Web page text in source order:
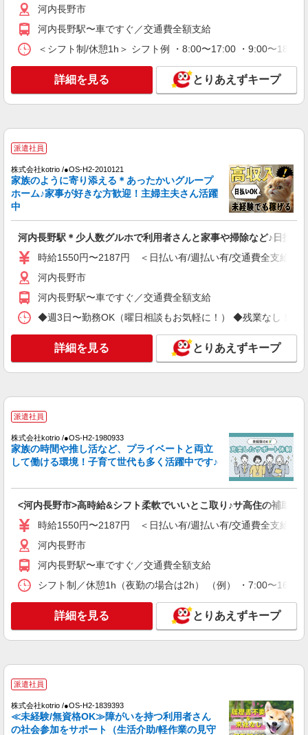
（株）ウィルオブ・ワークCW 天王寺支店/ms270401
高齢者向けマンションstaff
時給1700円 ◆前払い・日払い・週払いOK
大阪府河内長野市
正社員
介護職員（ヘルパー）（役職なし）
月給209,200円〜218,200円（経験・能力等に
大阪府河内長野市末広町2-35
キープ 詳細を見る
派遣社員
株式会社kotrio /●OS-H2-2094106
＜面接なし＞デイサービスでリハビリ補助・送
時給1550円〜2187円 ＜日払い有/週払い有/交
通費全支給(ガソリン代含む)＞
河内長野市
派遣社員
株式会社kotrio /●OS-H2-2028537
≪河内長野駅≫日勤のみ＆残業ナシ！お迎えに
通費全支給(ガソリン代含む)＞
河内長野市
派遣社員
株式会社kotrio /●OS-H2-1953095
河内長野駅｜小さなグループホームで家事や生
活のサポート！
キープ 詳細を見る
河内長野市
河内長野駅〜車ですぐ／交通費全額支給
＜シフト制/休憩1h＞ シフト例 ・8:00〜17:00 ・9:00〜
詳細を見る とりあえずキープ
派遣社員
株式会社kotrio /●OS-H2-2010121
家族のように寄り添える＊あったかいグループ
ホーム♪家事が好きな方歓迎！主婦主夫さん活躍
中
河内長野駅＊少人数グルホで利用者さんと家事や掃除など♪日払い
時給1550円〜2187円 ＜日払い有/週払い有/交通費全支給(ガ
河内長野市
河内長野駅〜車ですぐ／交通費全額支給
◆週3日〜勤務OK（曜日相談もお気軽に！） ◆残業なし！日
詳細を見る とりあえずキープ
派遣社員
株式会社kotrio /●OS-H2-1980933
家族の時間や推し活など、プライベートと両立
して働ける環境！子育て世代も多く活躍中です♪
<河内長野市>高時給&シフト柔軟でいいとこ取り♪サ高住の補助
時給1550円〜2187円 ＜日払い有/週払い有/交通費全支給(ガ
河内長野市
河内長野駅〜車ですぐ／交通費全額支給
シフト制／休憩1h（夜勤の場合は2h） （例） ・7:00〜
詳細を見る とりあえずキープ
派遣社員
株式会社kotrio /●OS-H2-1839393
≪未経験/無資格OK≫障がいを持つ利用者さん
の社会参加をサポート（生活介助/軽作業の見守